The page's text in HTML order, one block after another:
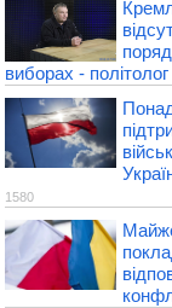
виборах - політолог
1580